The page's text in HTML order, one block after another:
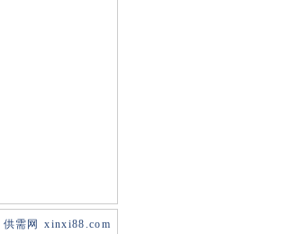
供需网 xinxi88.com